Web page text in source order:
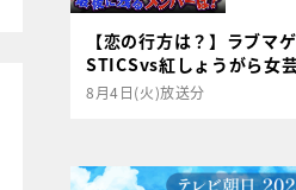
【恋の行方は？】ラブマ
STICSvs紅しょうがら女
8月4日(火)放送分